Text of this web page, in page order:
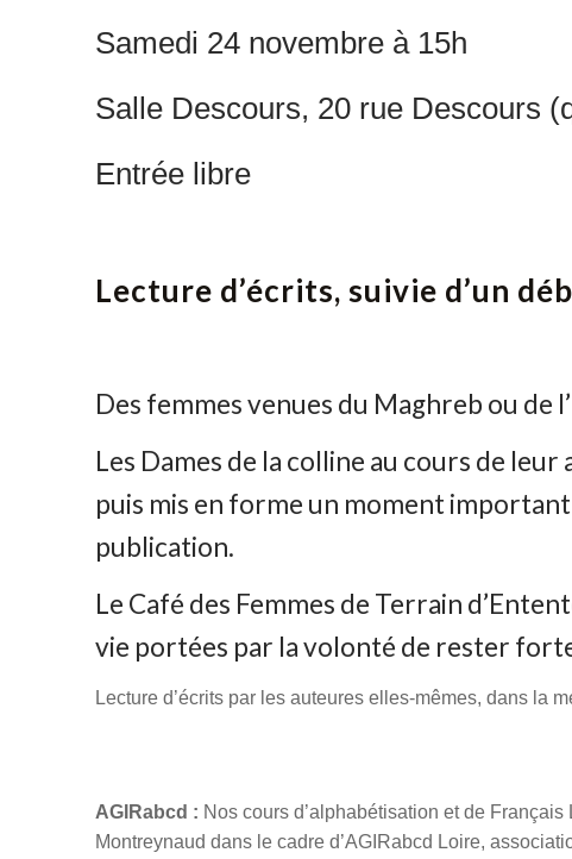
Samedi 24 novembre à 15h
Salle Descours, 20 rue Descours
Entrée libre
Lecture d’écrits, suivie d’un
Des femmes venues du Maghreb ou de
Les Dames de la colline au cours de
puis mis en forme un moment
publication.
Le Café des Femmes de Terrain
vie portées par la volonté de rester
Lecture d’écrits par les auteures elles-mêmes, dans la
AGIRabcd : Nos cours d’alphabétisation et de
Montreynaud dans le cadre d’AGIRabcd Loire,